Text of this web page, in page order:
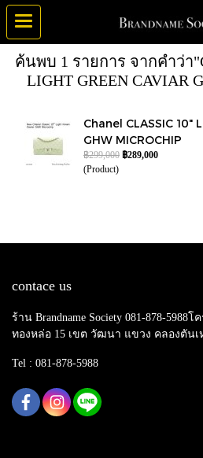
ค้นพบ 1 รายการ จากคำว่า
LIGHT GREEN CAVIAR
Chanel CLASSIC 10"
GHW MICROCHIP
฿299,000 ฿289,000
(Product)
contace us
ร้าน Brandname Society 081-878-5988
ทองหล่อ 15 เขต วัฒนา แขวง คลองตันเ
Tel : 081-878-5988